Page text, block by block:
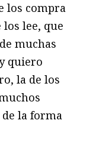
los compra
lee, que
muchas
quiero
la de los
la forma